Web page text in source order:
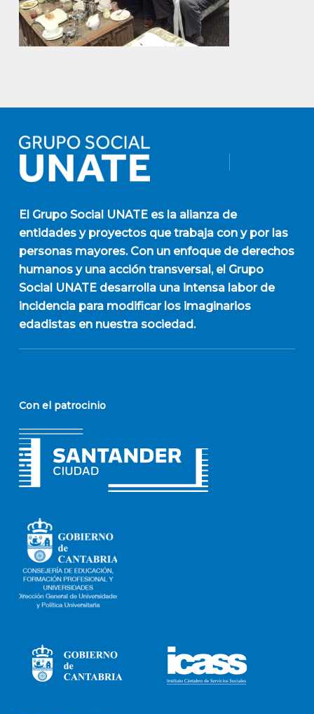
El Grupo Social UNATEes la alianza de
entidades y proyectos que trabaja con y por las
personas mayores. Con un enfoque de derechos
humanos y una acción transversal, el Grupo
Social UNATE desarrolla una intensa labor de
incidencia para modificar los imaginarios
edadistas en nuestra sociedad.
Con el patrocinio